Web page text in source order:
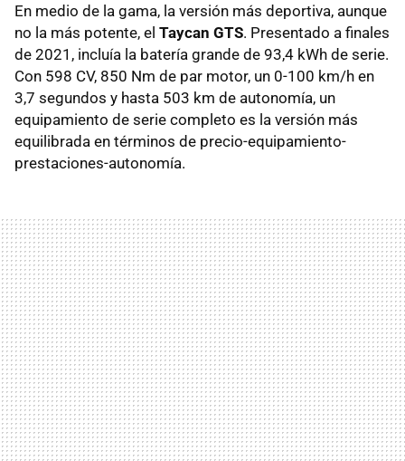
En medio de la gama, la versión más deportiva, aunque
no la más potente, el Taycan GTS. Presentado a finales
de 2021, incluía la batería grande de 93,4 kWh de serie.
Con 598 CV, 850 Nm de par motor, un 0-100 km/h en
3,7 segundos y hasta 503 km de autonomía, un
equipamiento de serie completo es la versión más
equilibrada en términos de precio-equipamiento-
prestaciones-autonomía.